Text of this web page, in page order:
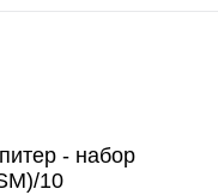
- набор
10